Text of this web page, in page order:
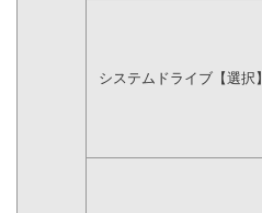
システムドライブ【選択】